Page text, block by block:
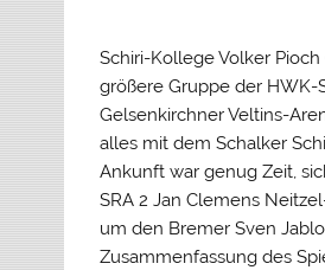
Schiri-Kollege Volker
größere Gruppe der HWK-
Gelsenkirchner Veltins-
alles mit dem Schalker
Ankunft war genug Zeit,
SRA 2 Jan Clemens
um den Bremer Sven
Zusammenfassung des